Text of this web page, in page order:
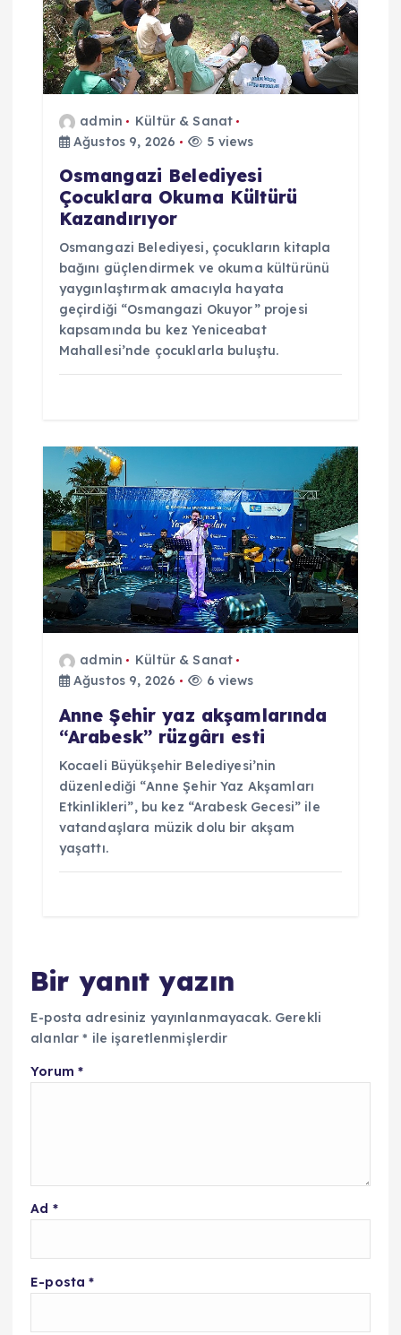
e
s
admin
Kültür & Sanat
Ağustos 9, 2026
5 views
Osmangazi Belediyesi
Çocuklara Okuma Kültürü
Kazandırıyor
Osmangazi Belediyesi, çocukların kitapla
bağını güçlendirmek ve okuma kültürünü
yaygınlaştırmak amacıyla hayata
geçirdiği “Osmangazi Okuyor” projesi
kapsamında bu kez Yeniceabat
Mahallesi’nde çocuklarla buluştu.
admin
Kültür & Sanat
Ağustos 9, 2026
6 views
Anne Şehir yaz akşamlarında
“Arabesk” rüzgârı esti
Kocaeli Büyükşehir Belediyesi’nin
düzenlediği “Anne Şehir Yaz Akşamları
Etkinlikleri”, bu kez “Arabesk Gecesi” ile
vatandaşlara müzik dolu bir akşam
yaşattı.
Bir yanıt yazın
E-posta adresiniz yayınlanmayacak. Gerekli
alanlar* ile işaretlenmişlerdir
Yorum *
Ad *
E-posta*